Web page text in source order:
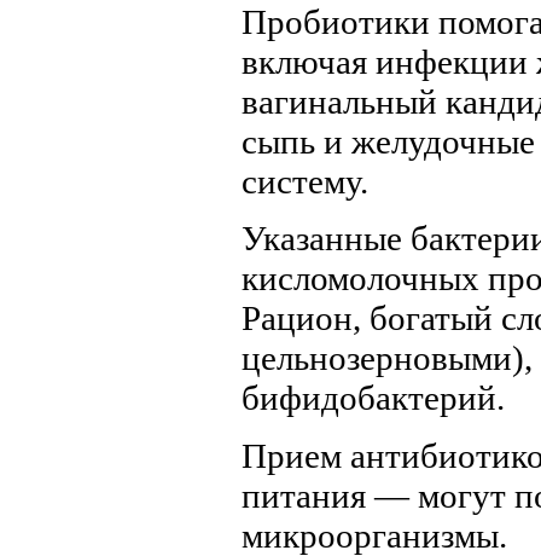
Пробиотики
включая инфекции
вагинальный
сыпь и
систему.
Указанные
кисломолочных
Рацион, богатый
бифидобактерий.
Прием
питания — могут
микроорганизмы.